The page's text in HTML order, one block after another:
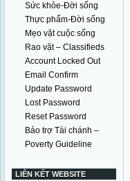
Sức khỏe-Đời sống
Thực phẩm-Đời sống
Mẹo vặt cuộc sống
Rao vặt – Classifieds
Account Locked Out
Email Confirm
Update Password
Lost Password
Reset Password
Bảo trợ Tài chánh –
Poverty Guideline
LIÊN KẾT WEBSITE